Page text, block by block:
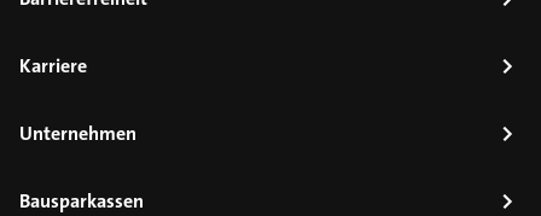
Karriere
Unternehmen
Bausparkassen